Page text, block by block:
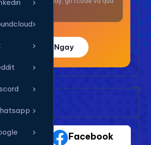
Trải Nghiệm Ngay
Facebook